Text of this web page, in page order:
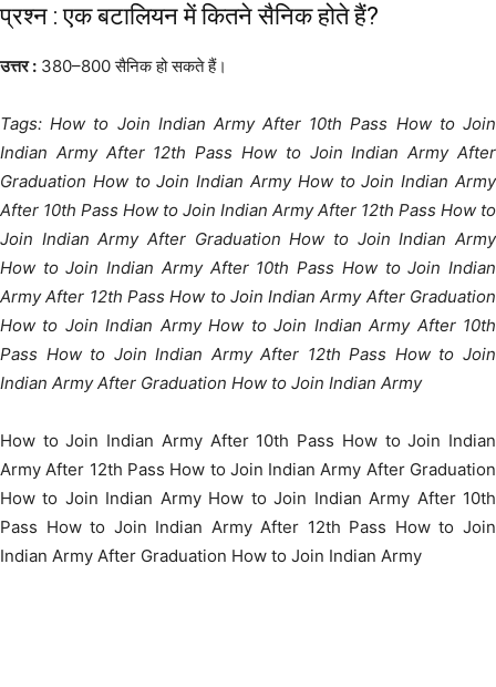
प्रश्न : एक बटालियन में कितने सैनिक होते हैं?
उत्तर : 380–800 सैनिक हो सकते हैं।
Tags: How to Join Indian Army After 10th Pass How to Join
Indian Army After 12th Pass How to Join Indian Army After
Graduation How to Join Indian Army How to Join Indian Army
After 10th Pass How to Join Indian Army After 12th Pass How to
Join Indian Army After Graduation How to Join Indian Army
How to Join Indian Army After 10th Pass How to Join Indian
Army After 12th Pass How to Join Indian Army After Graduation
How to Join Indian Army How to Join Indian Army After 10th
Pass How to Join Indian Army After 12th Pass How to Join
Indian Army After Graduation How to Join Indian Army
How to Join Indian Army After 10th Pass How to Join Indian
Army After 12th Pass How to Join Indian Army After Graduation
How to Join Indian Army How to Join Indian Army After 10th
Pass How to Join Indian Army After 12th Pass How to Join
Indian Army After Graduation How to Join Indian Army